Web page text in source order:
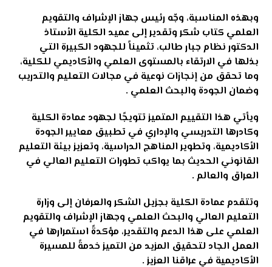
وبهذه المناسبة، وجّه رئيس جهاز الإشراف والتقويم
العلمي كتاب شكر وتقدير إلى عميد الكلية الأستاذ
الدكتور نظام جبار طالب، تثميناً للجهود الكبيرة التي
بذلها في الارتقاء بالمستوى العلمي والأكاديمي للكلية،
وما تحقق من إنجازات نوعية في مجالات التعليم والتدريب
وضمان الجودة والبحث العلمي .
ويأتي هذا التقييم المتميز تتويجًا لجهود عمادة الكلية
وكادرها التدريسي والإداري في تطبيق معايير الجودة
الأكاديمية، وتطوير المناهج الدراسية، وتعزيز بيئة التعليم
القانوني الحديث بما يواكب تطورات التعليم العالي في
العراق والعالم .
وتتقدم عمادة الكلية بجزيل الشكر والعرفان إلى وزارة
التعليم العالي والبحث العلمي وجهاز الإشراف والتقويم
العلمي على هذا الدعم والتقدير، مؤكدةً استمرارها في
العمل الجاد لتحقيق المزيد من التميز خدمةً للمسيرة
الأكاديمية في عراقنا العزيز .